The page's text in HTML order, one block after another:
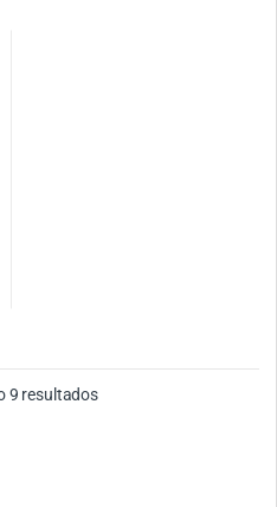
9 resultadosOrdenado por precio: